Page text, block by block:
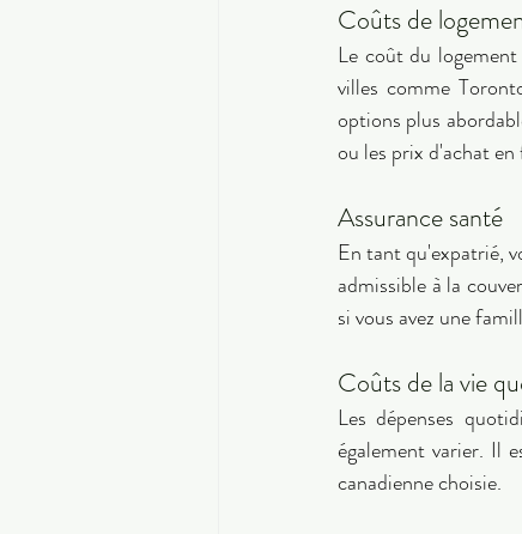
Coûts de
Le coût du
villes comme
options plus
ou les prix d'achat
Assurance santé
En tant qu'expatrié,
admissible à la
si vous avez une
Coûts de la vie
Les dépenses
également varier. Il
canadienne choisie.